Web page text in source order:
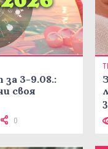
за 3-9.08.:
своя
0